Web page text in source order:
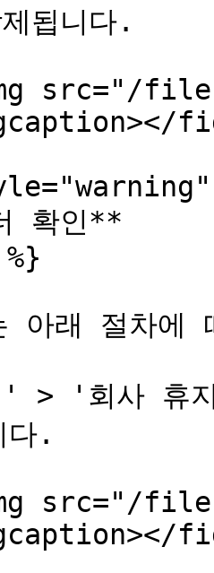
src="/files/
확인**
아래 절차에
> '회사 휴
다.
src="/